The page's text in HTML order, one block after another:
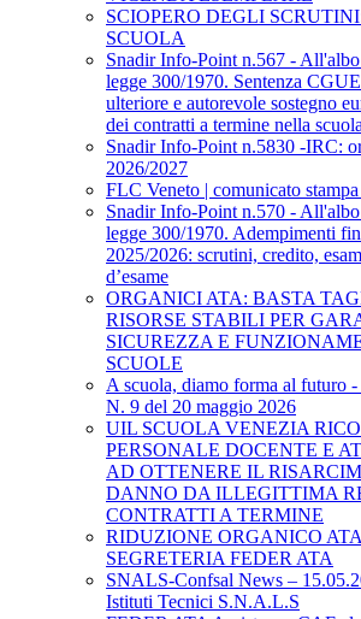
SCIOPERO DEGLI
SCUOLA
Snadir Info-Point n.567 -
legge 300/1970. Sentenza
ulteriore e autorevole sostegno
dei contratti a termine nella scuola
Snadir Info-Point n.5830 -IRC:
2026/2027
FLC Veneto | comunicato
Snadir Info-Point n.570 -
legge 300/1970. Adempimenti
2025/2026: scrutini, credito,
d’esame
ORGANICI ATA: BASTA
RISORSE STABILI PER
SICUREZZA E
SCUOLE
A scuola, diamo forma al futuro
N. 9 del 20 maggio 2026
UIL SCUOLA VENEZIA
PERSONALE DOCENTE E
AD OTTENERE IL
DANNO DA ILLEGITTIMA
CONTRATTI A TERMINE
RIDUZIONE ORGANICO
SEGRETERIA FEDER ATA
SNALS-Confsal News –
Istituti Tecnici S.N.A.L.S